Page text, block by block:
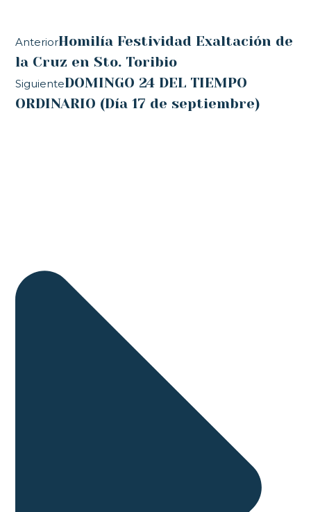
AnteriorHomilía Festividad Exaltación de
la Cruz en Sto. Toribio
SiguienteDOMINGO 24 DEL TIEMPO
ORDINARIO (Día 17 de septiembre)